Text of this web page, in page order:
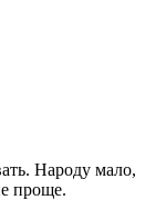
Народу мало,
проще.